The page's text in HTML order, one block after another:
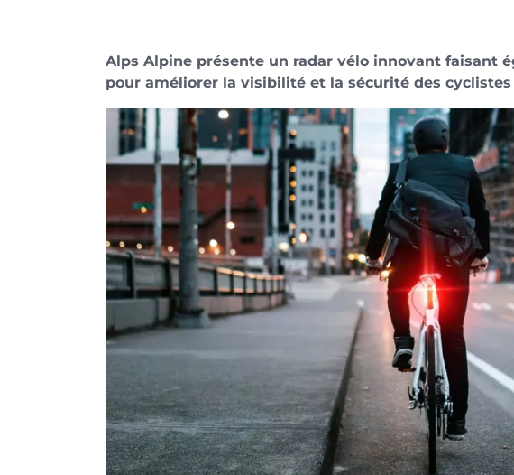
Alps Alpine présente un radar vélo innovant faisant
pour améliorer la visibilité et la sécurité des